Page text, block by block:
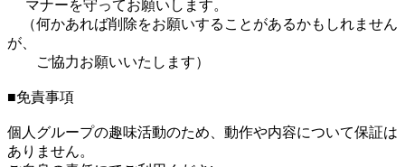
マナーを守ってお願いします。
（何かあれば削除をお願いすることがあるかもしれません
が、
ご協力お願いいたします）
■免責事項
個人グループの趣味活動のため、動作や内容について保証は
ありません。